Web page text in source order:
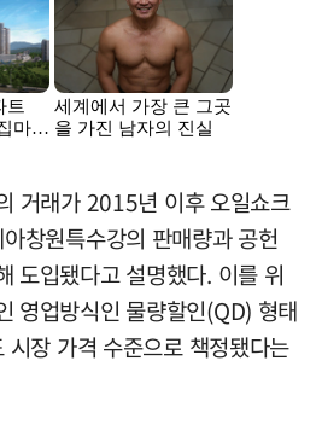
거래가 2015년 이후 오일쇼크
창원특수강의 판매량과 공헌
도입됐다고 설명했다. 이를 위
영업방식인 물량할인(QD) 형태
시장 가격 수준으로 책정됐다는